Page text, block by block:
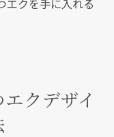
エクを手に入れる
クデザイ